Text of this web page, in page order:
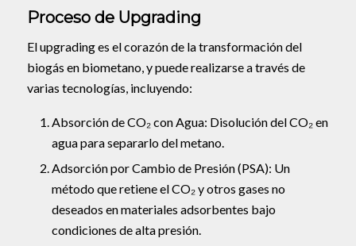
Proceso de Upgrading
El upgrading es el corazón de la transformación del
biogás en biometano, y puede realizarse a través de
varias tecnologías, incluyendo:
Absorción de CO₂ con Agua: Disolución del CO₂ en
agua para separarlo del metano.
Adsorción por Cambio de Presión (PSA): Un
método que retiene el CO₂ y otros gases no
deseados en materiales adsorbentes bajo
condiciones de alta presión.